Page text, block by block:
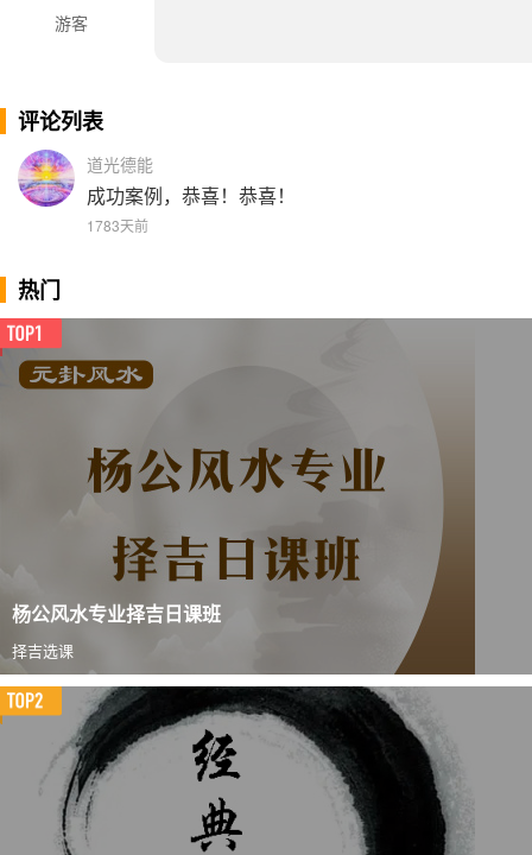
游客
评论列表
道光德能
成功案例，恭喜！恭喜！
1783天前
热门
杨公风水专业择吉日课班
择吉选课